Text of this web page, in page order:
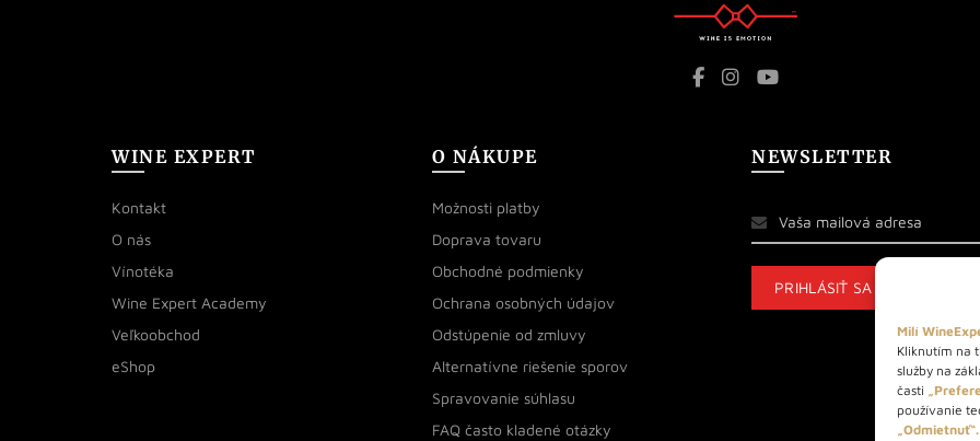
Milí
Kliknutím na
služby na
časti
používanie
„Odmietnuť“.
WINE EXPERT
Kontakt
O nás
Vínotéka
Wine Expert Academy
Veľkoobchod
eShop
O NÁKUPE
Možnosti platby
Doprava tovaru
Obchodné podmienky
Ochrana osobných údajov
Odstúpenie od zmluvy
Alternatívne riešenie sporov
Spravovanie súhlasu
FAQ často kladené otázky
NEWSLETTER